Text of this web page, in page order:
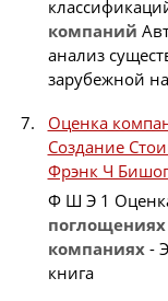
компаний
анализ
зарубежной
Оценка
Создание
Фрэнк Ч
Ф Ш Э 1
поглощениях
компаниях-
книга